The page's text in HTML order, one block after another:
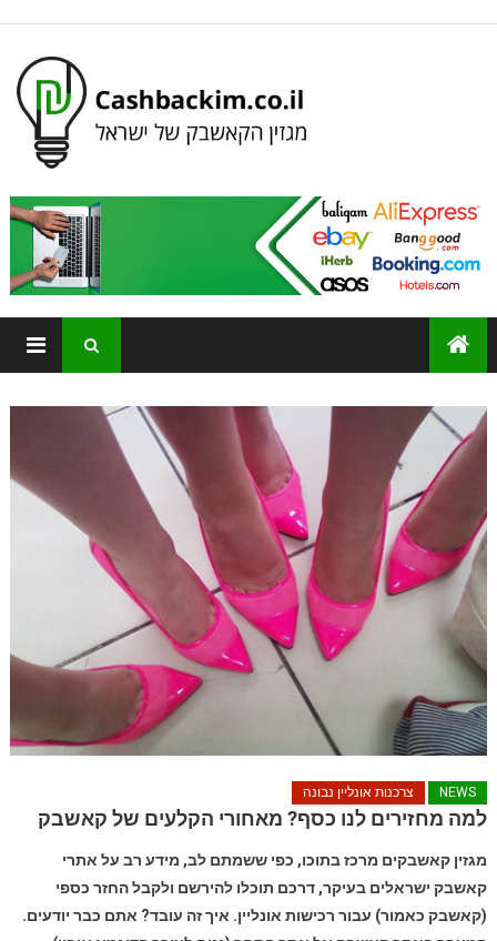
NEWS צרכנות אונליין נבונה
למה מחזירים לנו כסף? מאחורי הקלעים של קאשבק
מגזין קאשבקים מרכז בתוכו, כפי ששמתם לב, מידע רב על אתרי
קאשבק ישראלים בעיקר, דרכם תוכלו להירשם ולקבל החזר כספי
(קאשבק כאמור) עבור רכישות אונליין. איך זה עובד? אתם כבר יודעים.